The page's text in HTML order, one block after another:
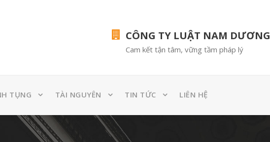
CÔNG TY LUẬT NAM DƯƠNG
Cam kết tận tâm, vững tầm pháp lý
TỤNG TÀI NGUYÊN TIN TỨC LIÊN HỆ